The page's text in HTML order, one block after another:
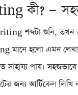
কী? — সহজ
শব্দটা শুনি, তখন
হলো এমন লেখা
সাহায্য পায়।
জন্য আর্টিকেল লিখি